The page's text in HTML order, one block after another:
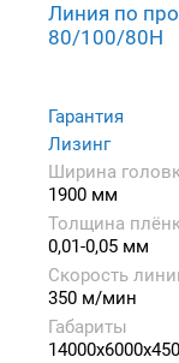
Линия по
80/100/80H
Гарантия
Лизинг
Ширина
1900 мм
Толщина
0,01-0,05 мм
Скорость
350 м/мин
Габариты